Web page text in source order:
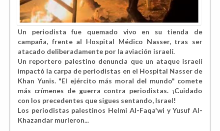
Un periodista fue quemado vivo en su tienda de
campaña, frente al Hospital Médico Nasser, tras ser
atacado deliberadamente por la aviación israelí.
Un reportero palestino denuncia que un ataque israelí
impactó la carpa de periodistas en el Hospital Nasser de
Khan Yunis. "El ejército más moral del mundo" comete
más crímenes de guerra contra periodistas. ¡Cuidado
con los precedentes que sigues sentando, Israel!
Los periodistas palestinos Helmi Al-Faqa'wi y Yusuf Al-
Khazandar murieron...